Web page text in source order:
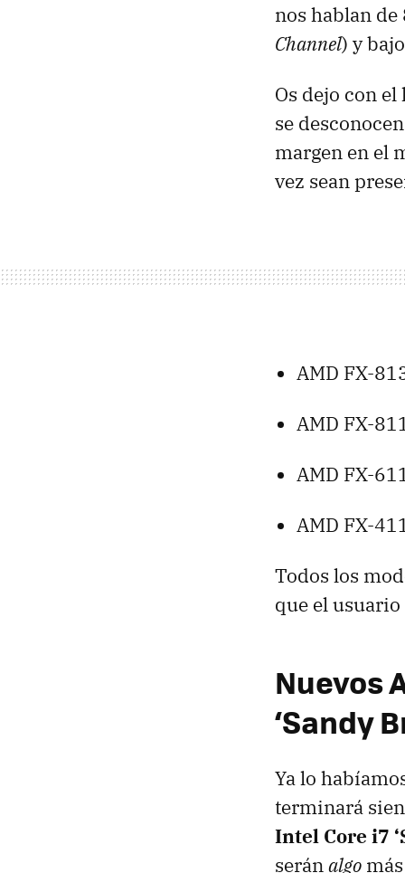
nos hablan
Channel) y
Os dejo con
se
margen en el
vez sean
AMD FX-
AMD FX-
AMD FX-
AMD FX-
Todos los
que el
Nuevos
‘Sandy
Ya lo
terminará
Intel Core i7
seránalgo